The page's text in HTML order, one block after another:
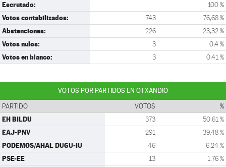
Escrutado: 100 %
Votos contabilizados: 743 76,68 %
Abstenciones: 226 23,32 %
Votos nulos: 3 0,4 %
Votos en blanco: 3 0,41 %
VOTOS POR PARTIDOS EN OTXANDIO
PARTIDO VOTOS %
EH BILDU 373 50,61 %
EAJ-PNV 291 39,48 %
PODEMOS/AHAL DUGU-IU 46 6,24 %
PSE-EE 13 1,76 %